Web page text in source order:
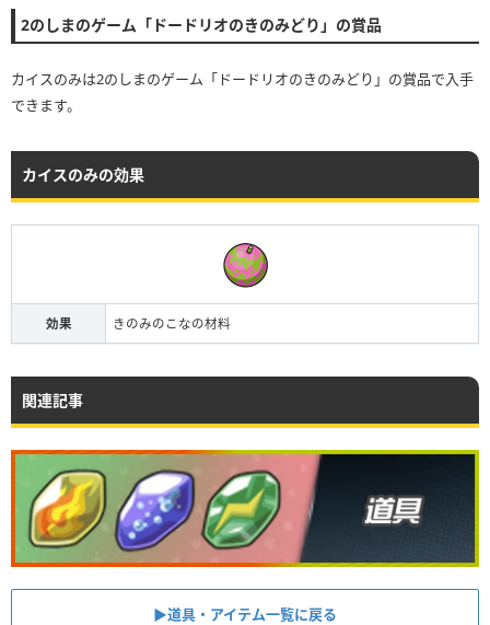
2のしまのゲーム「ドードリオのきのみどり」の賞品
カイスのみは2のしまのゲーム「ドードリオのきのみどり」の賞品で入手
できます。
カイスのみの効果
効果 きのみのこなの材料
関連記事
▶︎道具・アイテム一覧に戻る